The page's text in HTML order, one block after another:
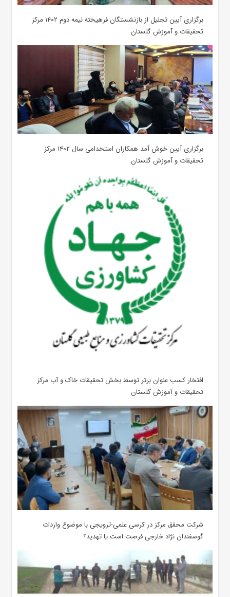
برگزاری آیین تجلیل از بازنشستگان فرهیخته نیمه دوم ۱۴۰۲ مرکز
تحقیقات و آموزش گلستان
برگزاری آیین خوش آمد همکاران استخدامی سال ۱۴۰۲ مرکز
تحقیقات و آموزش گلستان
افتخار کسب عنوان برتر توسط بخش تحقیقات خاک و آب مرکز
تحقیقات و آموزش گلستان
شرکت محقق مرکز در کرسی علمی-ترویجی با موضوع واردات
گوسفندان نژاد خارجی فرصت است یا تهدید؟